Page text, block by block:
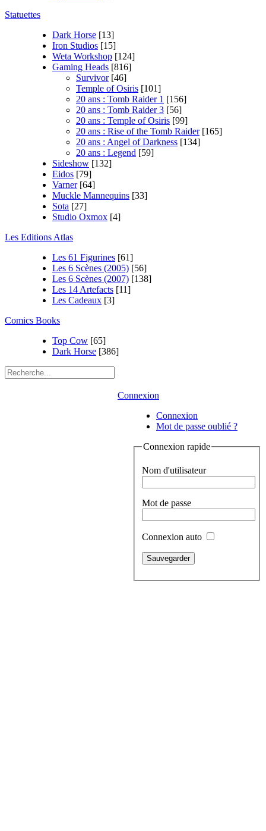
Statuettes
Dark Horse [13]
Iron Studios [15]
Weta Workshop [124]
Gaming Heads [816]
Survivor [46]
Temple of Osiris [101]
20 ans : Tomb Raider 1 [156]
20 ans : Tomb Raider 3 [56]
20 ans : Temple of Osiris [99]
20 ans : Rise of the Tomb Raider [165]
20 ans : Angel of Darkness [134]
20 ans : Legend [59]
Sideshow [132]
Eidos [79]
Varner [64]
Muckle Mannequins [33]
Sota [27]
Studio Oxmox [4]
Les Editions Atlas
Les 61 Figurines [61]
Les 6 Scènes (2005) [56]
Les 6 Scènes (2007) [138]
Les 14 Artefacts [11]
Les Cadeaux [3]
Comics Books
Top Cow [65]
Dark Horse [386]
Connexion
Connexion
Mot de passe oublié ?
Connexion rapide
Nom d'utilisateur
Mot de passe
Connexion auto